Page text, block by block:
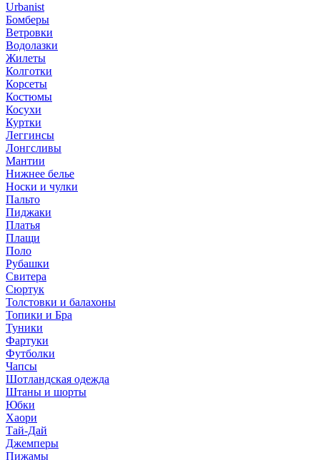
Urbanist
Бомберы
Ветровки
Водолазки
Жилеты
Колготки
Корсеты
Костюмы
Косухи
Куртки
Леггинсы
Лонгсливы
Мантии
Нижнее белье
Носки и чулки
Пальто
Пиджаки
Платья
Плащи
Поло
Рубашки
Свитера
Сюртук
Толстовки и балахоны
Топики и Бра
Туники
Фартуки
Футболки
Чапсы
Шотландская одежда
Штаны и шорты
Юбки
Хаори
Тай-Дай
Джемперы
Пижамы